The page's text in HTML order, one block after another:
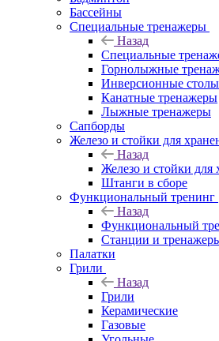
Бассейны
Специальные тренажеры
Назад
Специальные
Горнолыжные
Инверсионные столы
Канатные тренажеры
Лыжные тренажеры
Сапборды
Железо и стойки для
Назад
Железо и стойки для
Штанги в сборе
Функциональный тренинг
Назад
Функциональный
Станции и
Палатки
Грили
Назад
Грили
Керамические
Газовые